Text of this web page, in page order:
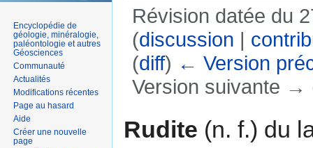
Révision datée du
(discussion |
(diff) ← Version
Version suivante →
Rudite (n. f.) du
Encyclopédie de
géologie, minéralogie,
paléontologie et autres
Géosciences
Communauté
Actualités
Modifications récentes
Page au hasard
Aide
Créer une nouvelle
page